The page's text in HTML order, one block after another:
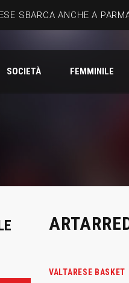
SBARCA ANCHE A
SOCIETÀ FEMMINILE
VALTARESE BASKET